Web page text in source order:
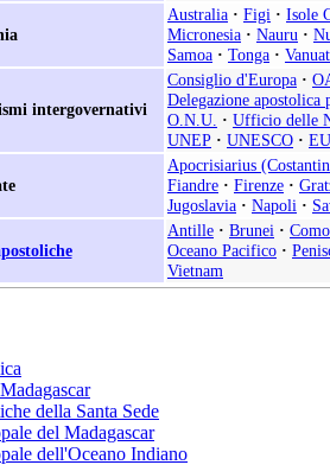
Australia · Figi · Isole
Micronesia · Nauru ·
Samoa · Tonga ·
intergovernativi
Consiglio d'Europa ·
Delegazione
O.N.U. · Ufficio delle
UNEP · UNESCO · EU
Apocrisiarius
Fiandre · Firenze ·
Jugoslavia · Napoli ·
Antille · Brunei ·
Oceano Pacifico ·
Vietnam
della Santa Sede
del Madagascar
dell'Oceano Indiano